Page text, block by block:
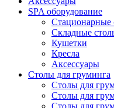
SPA оборудование
Стационарные
Складные
Кушетки
Кресла
Аксессуары
Столы для груминга
Столы для
Столы для
Столы для